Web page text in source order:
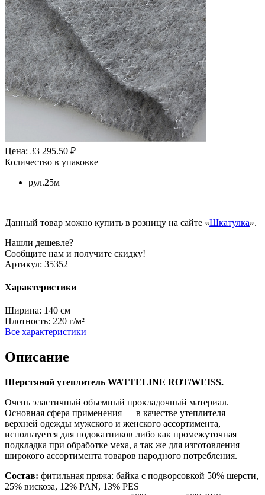
Цена: 33 295.50 ₽
Количество в упаковке
рул.25м
Данный товар можно купить в розницу на сайте «Шкатулка».
Нашли дешевле?
Сообщите нам и получите скидку!
Артикул: 35352
Характеристики
Ширина: 140 см
Плотность: 220 г/м²
Все характеристики
Описание
Шерстяной утеплитель WATTELINE ROT/WEISS.
Очень эластичный объемный прокладочный материал.
Основная сфера применения — в качестве утеплителя
верхней одежды мужского и женского ассортимента,
используется для подокатников либо как промежуточная
подкладка при обработке меха, а так же для изготовления
широкого ассортимента товаров народного потребления.
Состав: фитильная пряжа: байка с подворсовкой 50% шерсти,
25% вискоза, 12% PAN, 13% PES